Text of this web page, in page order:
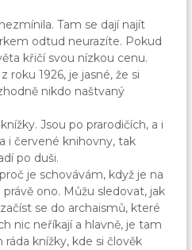
Tam se dají najít
odtud neurazíte. Pokud
křičí svou nízkou cenu.
roku 1926, je jasné, že si
nikdo naštvaný
Jsou po prarodičích, a i
i červené knihovny, tak
po duši.
je schovávám, když je na
ono. Můžu sledovat, jak
se do archaismů, které
nic neříkají a hlavně, je tam
knížky, kde si člověk